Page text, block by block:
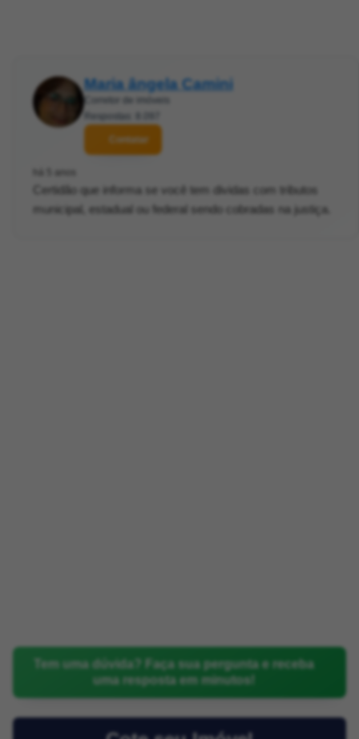
Maria ângela Camini
Contatar
Certidão que informa se você tem dividas com tributos
municipal, estadual ou federal sendo cobradas na justiça.
Tem uma dúvida? Faça sua pergunta e receba
uma resposta em minutos!